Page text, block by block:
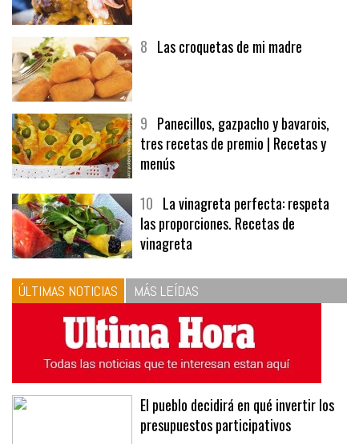
8 Las croquetas de mi madre
9 Panecillos, gazpacho y bavarois,
tres recetas de premio | Recetas y
menús
10 La vinagreta perfecta: respeta
las proporciones. Recetas de
vinagreta
ÚLTIMAS NOTICIAS MÁS LEÍDAS
El pueblo decidirá en qué invertir los
presupuestos participativos